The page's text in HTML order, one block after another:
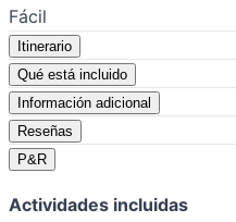
Fácil
Itinerario
Qué está incluido
Información adicional
Reseñas
P&R
Actividades incluidas